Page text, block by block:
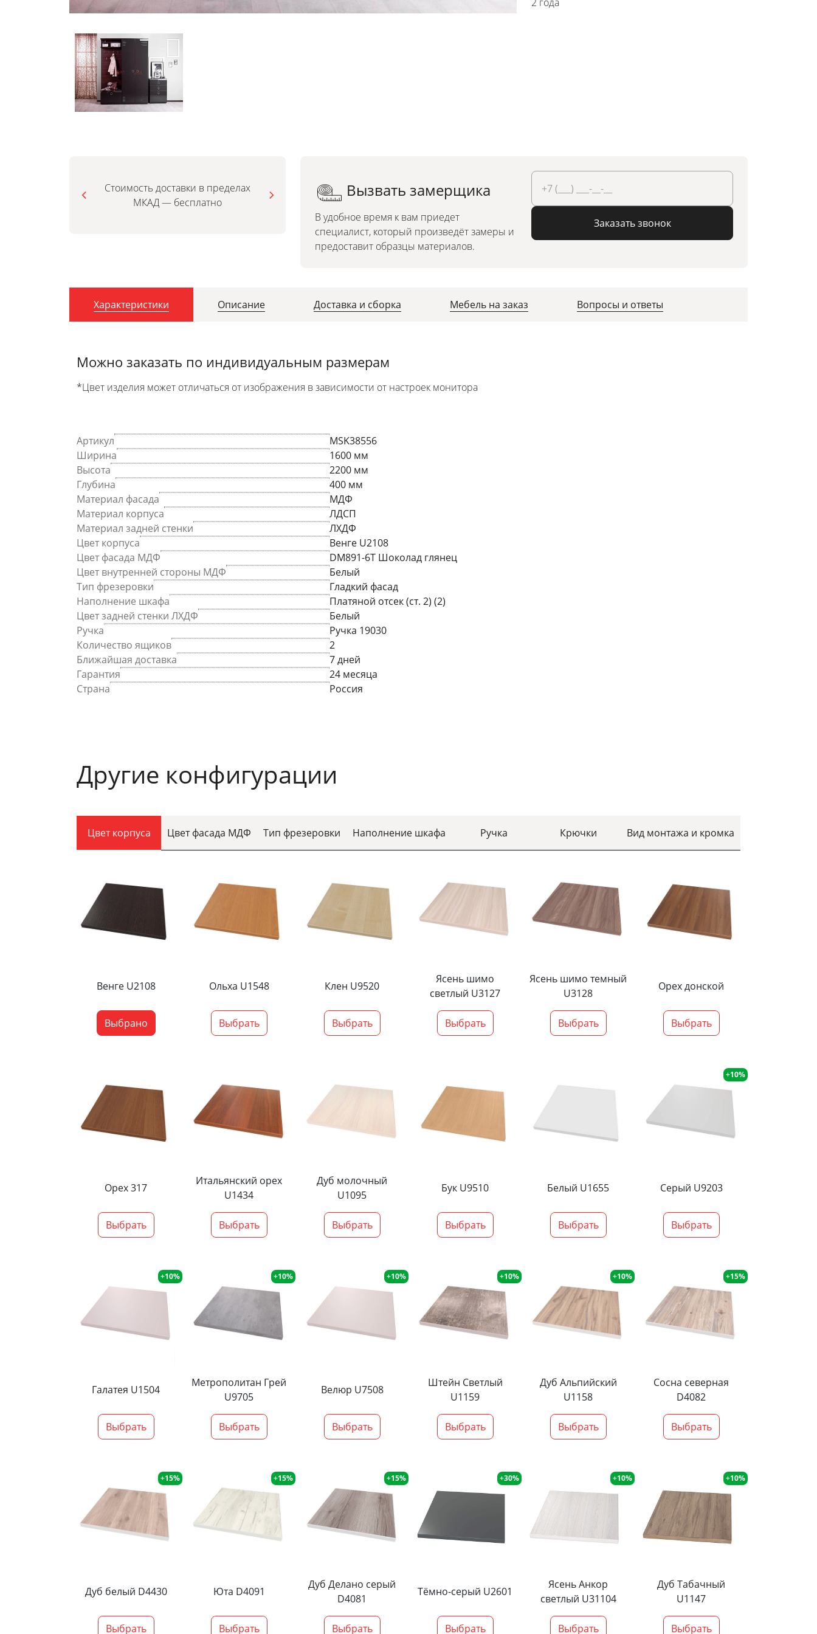
Стоимость доставки в пределах
МКАД — бесплатно
Можно заказать по
индивидуальным размерам
Вызвать замерщика
В удобное время к вам приедет
специалист, который произведёт замеры и
предоставит образцы материалов.
Заказать звонок
Характеристики Описание Доставка и сборка Мебель на заказ Вопросы и ответы
Можно заказать по индивидуальным размерам
*Цвет изделия может отличаться от изображения в зависимости от настроек монитора
Артикул
MSK38556
Ширина
1600 мм
Высота
2200 мм
Глубина
400 мм
Материал фасада
МДФ
Материал корпуса
ЛДСП
Материал задней стенки
ЛХДФ
Цвет корпуса
Венге U2108
Цвет фасада МДФ
DM891-6T Шоколад глянец
Цвет внутренней стороны МДФ
Белый
Тип фрезеровки
Гладкий фасад
Наполнение шкафа
Платяной отсек (ст. 2) (2)
Цвет задней стенки ЛХДФ
Белый
Ручка
Ручка 19030
Количество ящиков
2
Ближайшая доставка
7 дней
Гарантия
24 месяца
Страна
Россия
Другие конфигурации
Цвет корпуса Цвет фасада МДФ Тип фрезеровки Наполнение шкафа Ручка Крючки Вид монтажа и кромка
Венге U2108
Выбрано
Ольха U1548
Выбрать
Клен U9520
Выбрать
Ясень шимо
светлый U3127
Выбрать
Ясень шимо темный
U3128
Выбрать
Орех донской
Выбрать
Орех 317
Выбрать
Итальянский орех
U1434
Выбрать
Дуб молочный
U1095
Выбрать
Бук U9510
Выбрать
Белый U1655
Выбрать
+10%
Серый U9203
Выбрать
+10%
Галатея U1504
Выбрать
+10%
Метрополитан Грей
U9705
Выбрать
+10%
Велюр U7508
Выбрать
+10%
Штейн Светлый
U1159
Выбрать
+10%
Дуб Альпийский
U1158
Выбрать
+15%
Сосна северная
D4082
Выбрать
+15%
Дуб белый D4430
Выбрать
+15%
Юта D4091
Выбрать
+15%
Дуб Делано серый
D4081
Выбрать
+30%
Тёмно-серый U2601
Выбрать
+10%
Ясень Анкор
светлый U31104
Выбрать
+10%
Дуб Табачный
U1147
Выбрать